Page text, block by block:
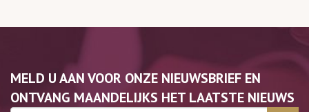
MELD U AAN VOOR ONZE NIEUWSBRIEF EN
ONTVANG MAANDELIJKS HET LAATSTE NIEUWS